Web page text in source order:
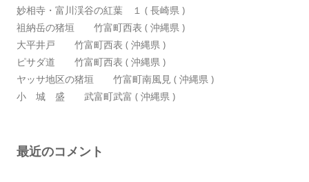
妙相寺・富川渓谷の紅葉 １ ( 長崎県 )
祖納岳の猪垣 竹富町西表 ( 沖縄県 )
大平井戸 竹富町西表 ( 沖縄県 )
ピサダ道 竹富町西表 ( 沖縄県 )
ヤッサ地区の猪垣 竹富町南風見 ( 沖縄県 )
小 城 盛 武富町武富 ( 沖縄県 )
最近のコメント